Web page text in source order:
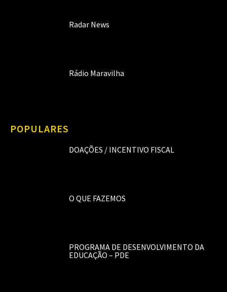
Radar News
Rádio Maravilha
POPULARES
DOAÇÕES / INCENTIVO FISCAL
O QUE FAZEMOS
PROGRAMA DE DESENVOLVIMENTO DA
EDUCAÇÃO – PDE